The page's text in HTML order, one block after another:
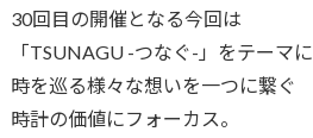
30回目の開催となる今回は
「TSUNAGU -つなぐ-」をテーマに
時を巡る様々な想いを一つに繋ぐ
時計の価値にフォーカス。